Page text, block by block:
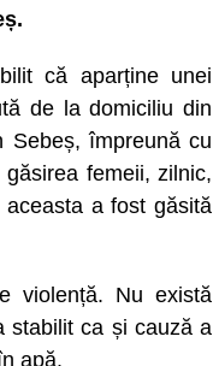
că aparține unei
de la domiciliu din
Sebeș, împreună cu
femeii, zilnic,
a fost găsită
violență. Nu există
stabilit ca și cauză a
apă.